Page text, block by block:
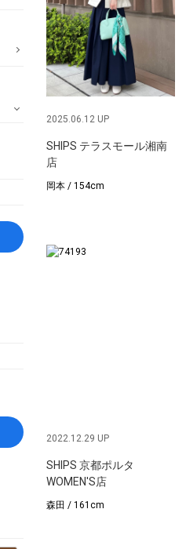
2025.06.12 UP
SHIPS テラスモール湘南
店
岡本 / 154cm
2022.12.29 UP
SHIPS 京都ポルタ
WOMEN'S店
森田 / 161cm